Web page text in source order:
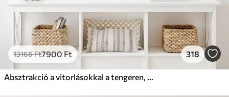
13166Ft7900 Ft 318
Absztrakció a vitorlásokkal a tengeren, akril stílusban, naplemente